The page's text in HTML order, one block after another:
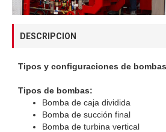
DESCRIPCION
Tipos y configuraciones de
Tipos de bombas:
Bomba de caja dividida
Bomba de succión final
Bomba de turbina vertical